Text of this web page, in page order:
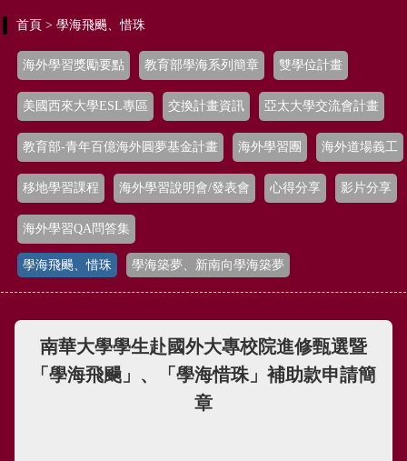
首頁 > 學海飛颺、惜珠
海外學習獎勵要點 教育部學海系列簡章 雙學位計畫
美國西來大學ESL專區 交換計畫資訊 亞太大學交流會計畫
教育部-青年百億海外圓夢基金計畫 海外學習團 海外道場義工
移地學習課程 海外學習說明會/發表會 心得分享 影片分享
海外學習QA問答集
學海飛颺、惜珠 學海築夢、新南向學海築夢
南華大學學生赴國外大專校院進修甄選暨
「學海飛颺」、「學海惜珠」補助款申請簡
章